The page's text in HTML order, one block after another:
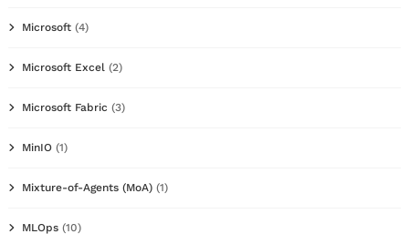
Microsoft (4)
Microsoft Excel (2)
Microsoft Fabric (3)
MinIO (1)
Mixture-of-Agents (MoA) (1)
MLOps (10)